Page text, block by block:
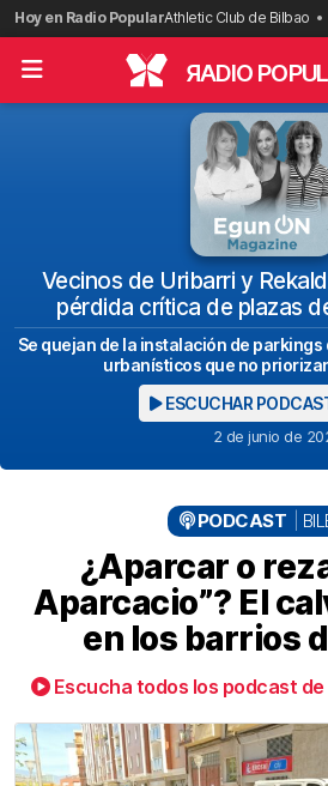
Saltar
al
contenido
Hoy en Radio PopularAthletic Club de Bilbao
RADIO
Vecinos de Uribarri y
pérdida crítica de plazas
Se quejan de la instalación de
urbanísticos que no
ESCUCHAR
2 de junio de
PODCAST
¿Aparcar o
Aparcacio”? El
en los barrios
Escucha todos los podcast de